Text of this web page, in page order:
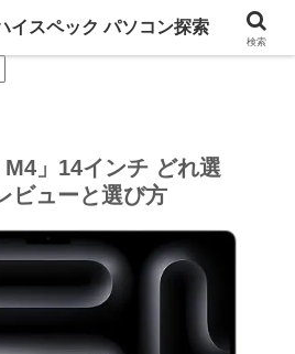
spec or high-end PC ---
」14インチ どれ選
ビューと選び方
イスペック パソコン探索
検索